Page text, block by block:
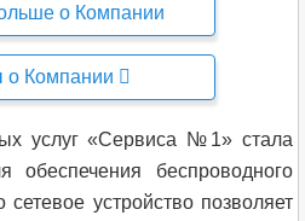
о Компании
о Компании
услуг «Сервиса №1» стала
обеспечения беспроводного
сетевое устройство позволяет